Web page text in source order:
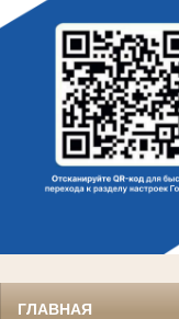
ГЛАВНАЯ